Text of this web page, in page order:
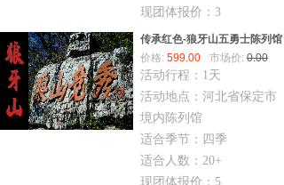
现团体报价：3
传承红色-狼牙山五勇士陈列馆
价格: 599.00 市场价: 0.00
活动行程：1天
活动地点：河北省保定市
境内陈列馆
适合季节：四季
适合人数：20+
现团体报价：5